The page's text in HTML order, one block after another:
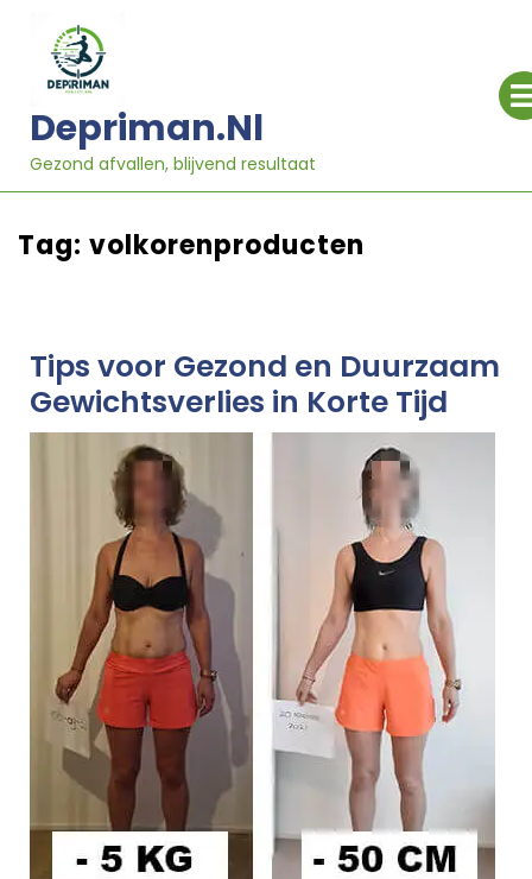
inhoud
Depriman.nl
Gezond afvallen, blijvend resultaat
Tag: volkorenproducten
Tips voor Gezond en Duurzaam
Gewichtsverlies in Korte Tijd